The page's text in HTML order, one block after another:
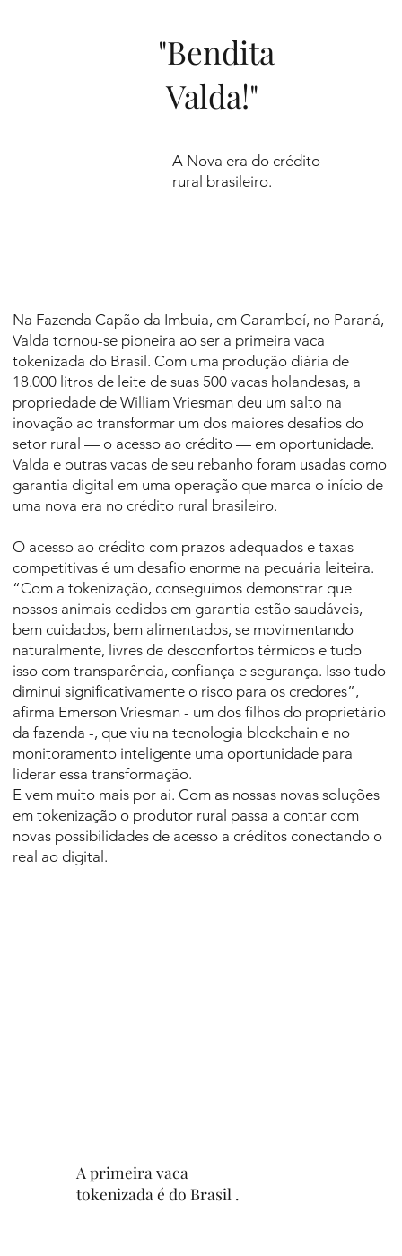
"Bendita
Valda!"
A Nova era do crédito
rural brasileiro.
Na Fazenda Capão da Imbuia, em Carambeí, no Paraná,
Valda tornou-se pioneira ao ser a primeira vaca
tokenizada do Brasil. Com uma produção diária de
18.000 litros de leite de suas 500 vacas holandesas, a
propriedade de William Vriesman deu um salto na
inovação ao transformar um dos maiores desafios do
setor rural — o acesso ao crédito — em oportunidade.
Valda e outras vacas de seu rebanho foram usadas como
garantia digital em uma operação que marca o início de
uma nova era no crédito rural brasileiro.
O acesso ao crédito com prazos adequados e taxas
competitivas é um desafio enorme na pecuária leiteira.
“Com a tokenização, conseguimos demonstrar que
nossos animais cedidos em garantia estão saudáveis,
bem cuidados, bem alimentados, se movimentando
naturalmente, livres de desconfortos térmicos e tudo
isso com transparência, confiança e segurança. Isso tudo
diminui significativamente o risco para os credores”,
afirma Emerson Vriesman - um dos filhos do proprietário
da fazenda -, que viu na tecnologia blockchain e no
monitoramento inteligente uma oportunidade para
liderar essa transformação.
E vem muito mais por ai. Com as nossas novas soluções
em tokenização o produtor rural passa a contar com
novas possibilidades de acesso a créditos conectando o
real ao digital.
A primeira vaca
tokenizada é do Brasil .